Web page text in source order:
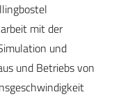
mit der
und
und Betriebs von